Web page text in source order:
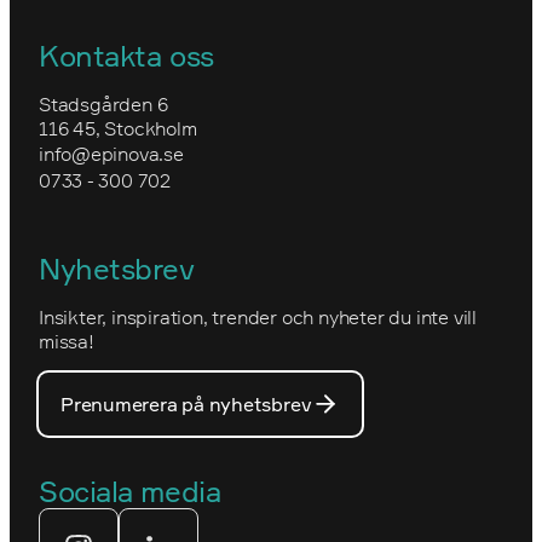
Optimizely kontra Sitecore
Uppgradera till Optimizely CMS 12
Granngården
IVA
Norwegian
Optimizelys webb
Prins Daniels Fellowship
Tekniksprånget
Nyheter
Utbildning i Optimizely CMS
Epinovas kärnvärden
Epinovas ledning
Hur vi arbetar
Nova Consulting Group
Utmärkelser
Våra medarbetare
Våra partners
Kontakta oss
Stadsgården 6
116 45, Stockholm
info@epinova.se
0733 - 300 702
Nyhetsbrev
Insikter, inspiration, trender och nyheter du inte vill
missa!
Prenumerera på nyhetsbrev
Sociala media